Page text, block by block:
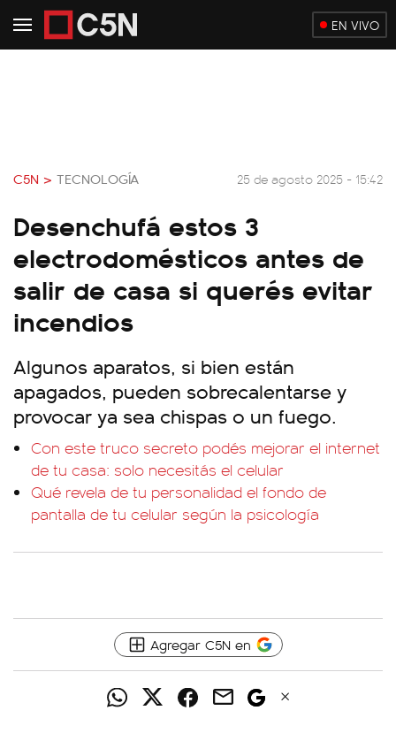
EN VIVO
C5N > TECNOLOGÍA 25 de agosto 2025 - 15:42
Desenchufá estos 3
electrodomésticos antes de
salir de casa si querés evitar
incendios
Algunos aparatos, si bien están
apagados, pueden sobrecalentarse y
provocar ya sea chispas o un fuego.
Con este truco secreto podés mejorar el internet
de tu casa: solo necesitás el celular
Qué revela de tu personalidad el fondo de
pantalla de tu celular según la psicología
Agregar C5N en